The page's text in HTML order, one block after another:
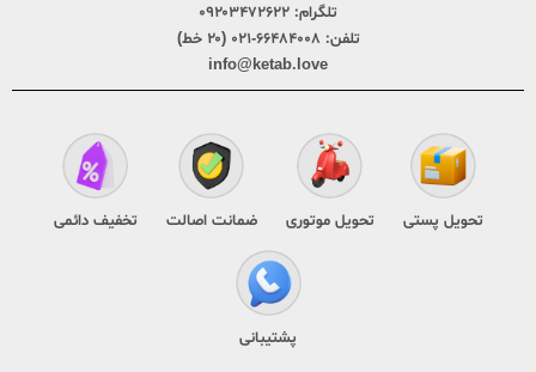
تلگرام: ۰۹۲۰۳۴۷۲۶۲۲
تلفن: ۶۶۴۸۴۰۰۸-۰۲۱ (۲۰ خط)
info@ketab.love
تحویل پستی تحویل موتوری ضمانت اصالت تخفیف دائمی
پشتیبانی